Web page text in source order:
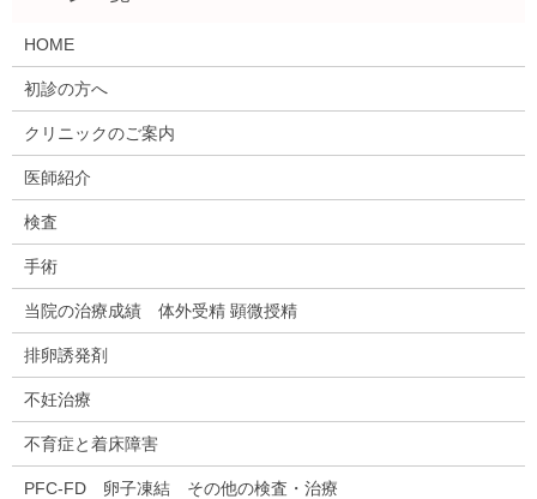
HOME
初診の方へ
クリニックのご案内
医師紹介
検査
手術
当院の治療成績 体外受精 顕微授精
排卵誘発剤
不妊治療
不育症と着床障害
PFC-FD 卵子凍結 その他の検査・治療